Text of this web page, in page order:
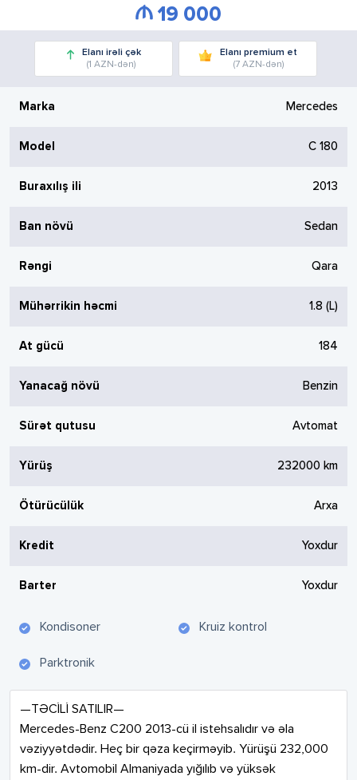
19 000
Elanı irəli çək
(1 AZN-dən)
Elanı premium et
(7 AZN-dən)
Marka Mercedes
Model C 180
Buraxılış ili 2013
Ban növü Sedan
Rəngi Qara
Mühərrikin həcmi 1.8 (L)
At gücü 184
Yanacağ növü Benzin
Sürət qutusu Avtomat
Yürüş 232000 km
Ötürücülük Arxa
Kredit Yoxdur
Barter Yoxdur
Kondisoner Kruiz kontrol
Parktronik
—TƏCİLİ SATILIR—
Mercedes-Benz C200 2013-cü il istehsalıdır və əla
vəziyyətdədir. Heç bir qəza keçirməyib. Yürüşü 232,000
km-dir. Avtomobil Almaniyada yığılıb və yüksək